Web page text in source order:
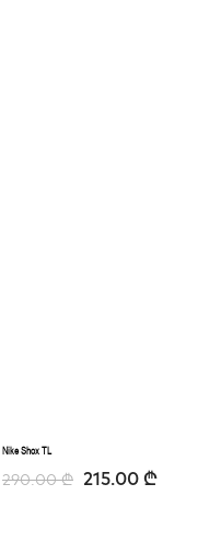
Nike Shox TL
290.00₾ 215.00 ₾